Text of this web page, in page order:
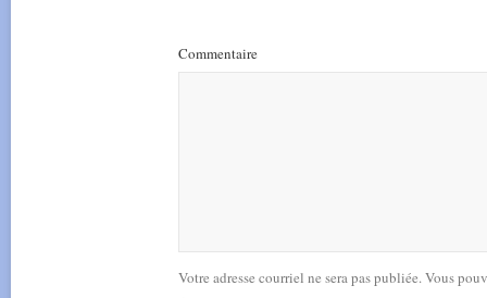
Commentaire
Votre adresse courriel ne sera pas publiée. Vous